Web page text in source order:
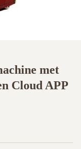
met
Cloud APP